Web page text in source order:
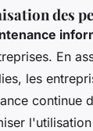
des
En
les
continue